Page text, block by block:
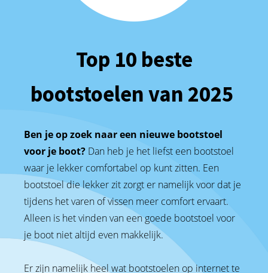
Top 10 beste
bootstoelen van 2025
Ben je op zoek naar een nieuwe bootstoel
voor je boot? Dan heb je het liefst een bootstoel
waar je lekker comfortabel op kunt zitten. Een
bootstoel die lekker zit zorgt er namelijk voor dat je
tijdens het varen of vissen meer comfort ervaart.
Alleen is het vinden van een goede bootstoel voor
je boot niet altijd even makkelijk.
Er zijn namelijk heel wat bootstoelen op internet te